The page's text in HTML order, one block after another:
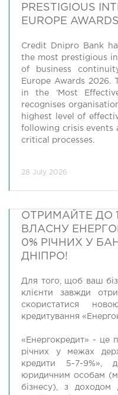
PRESTIGIOUS
EUROPE
Credit Dnipro Bank
the most prestigious
of business
Europe Awards 2026.
in the ‘Most
recognises
highest level of
following crisis events
critical processes.
28 July 2026
ОТРИМАЙТЕ ДО
ВЛАСНУ
0% РІЧНИХ У
ДНІПРО!
Для того, щоб ваш
клієнти завжди
скористатися
кредитування
«Енергокредит» - це
річних у межах
кредити 5-7-
юридичним особам
бізнесу), з